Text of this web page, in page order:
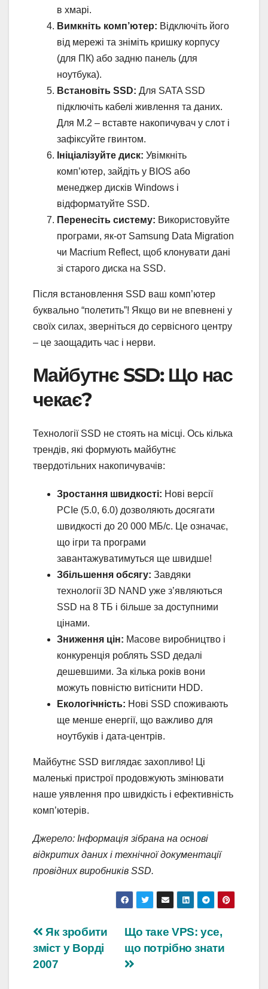
в хмарі.
Вимкніть комп’ютер: Відключіть його
від мережі та зніміть кришку корпусу
(для ПК) або задню панель (для
ноутбука).
Встановіть SSD: Для SATA SSD
підключіть кабелі живлення та даних.
Для M.2 – вставте накопичувач у слот і
зафіксуйте гвинтом.
Ініціалізуйте диск: Увімкніть
комп’ютер, зайдіть у BIOS або
менеджер дисків Windows і
відформатуйте SSD.
Перенесіть систему: Використовуйте
програми, як-от Samsung Data Migration
чи Macrium Reflect, щоб клонувати дані
зі старого диска на SSD.
Після встановлення SSD ваш комп’ютер
буквально “полетить”! Якщо ви не впевнені у
своїх силах, зверніться до сервісного центру
– це заощадить час і нерви.
Майбутнє SSD: Що нас
чекає?
Технології SSD не стоять на місці. Ось кілька
трендів, які формують майбутнє
твердотільних накопичувачів:
Зростання швидкості: Нові версії
PCIe (5.0, 6.0) дозволяють досягати
швидкості до 20 000 МБ/с. Це означає,
що ігри та програми
завантажуватимуться ще швидше!
Збільшення обсягу: Завдяки
технології 3D NAND уже з’являються
SSD на 8 ТБ і більше за доступними
цінами.
Зниження цін: Масове виробництво і
конкуренція роблять SSD дедалі
дешевшими. За кілька років вони
можуть повністю витіснити HDD.
Екологічність: Нові SSD споживають
ще менше енергії, що важливо для
ноутбуків і дата-центрів.
Майбутнє SSD виглядає захопливо! Ці
маленькі пристрої продовжують змінювати
наше уявлення про швидкість і ефективність
комп’ютерів.
Джерело: Інформація зібрана на основі
відкритих даних і технічної документації
провідних виробників SSD.
Навігація
записів
Що таке VPS: усе,
що потрібно знати
Як зробити
зміст у Ворді
2007